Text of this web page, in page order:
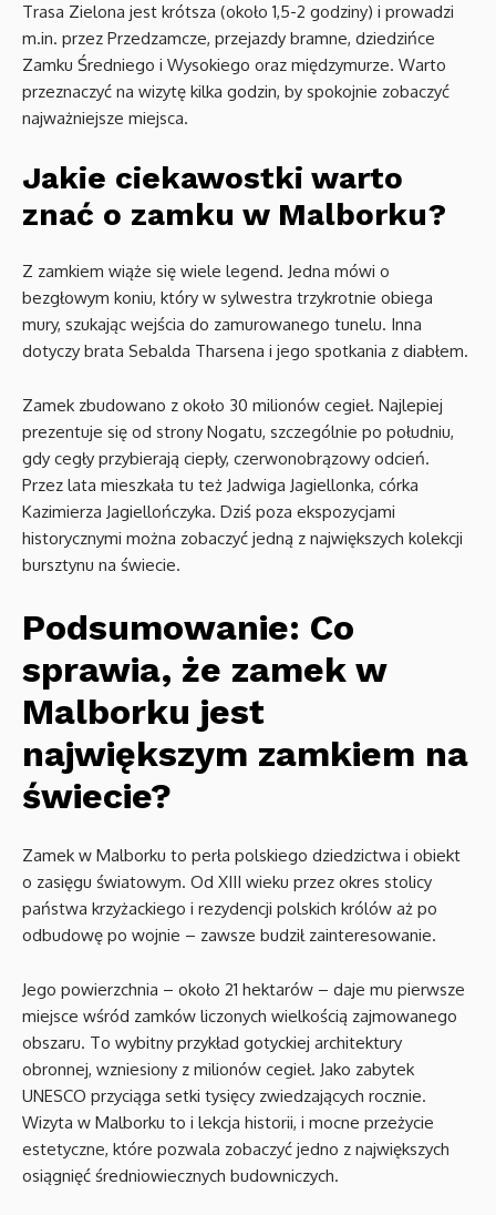
Trasa Zielona jest krótsza (około 1,5-2 godziny) i prowadzi
m.in. przez Przedzamcze, przejazdy bramne, dziedzińce
Zamku Średniego i Wysokiego oraz międzymurze. Warto
przeznaczyć na wizytę kilka godzin, by spokojnie zobaczyć
najważniejsze miejsca.
Jakie ciekawostki warto
znać o zamku w Malborku?
Z zamkiem wiąże się wiele legend. Jedna mówi o
bezgłowym koniu, który w sylwestra trzykrotnie obiega
mury, szukając wejścia do zamurowanego tunelu. Inna
dotyczy brata Sebalda Tharsena i jego spotkania z diabłem.
Zamek zbudowano z około 30 milionów cegieł. Najlepiej
prezentuje się od strony Nogatu, szczególnie po południu,
gdy cegły przybierają ciepły, czerwonobrązowy odcień.
Przez lata mieszkała tu też Jadwiga Jagiellonka, córka
Kazimierza Jagiellończyka. Dziś poza ekspozycjami
historycznymi można zobaczyć jedną z największych kolekcji
bursztynu na świecie.
Podsumowanie: Co
sprawia, że zamek w
Malborku jest
największym zamkiem na
świecie?
Zamek w Malborku to perła polskiego dziedzictwa i obiekt
o zasięgu światowym. Od XIII wieku przez okres stolicy
państwa krzyżackiego i rezydencji polskich królów aż po
odbudowę po wojnie – zawsze budził zainteresowanie.
Jego powierzchnia – około 21 hektarów – daje mu pierwsze
miejsce wśród zamków liczonych wielkością zajmowanego
obszaru. To wybitny przykład gotyckiej architektury
obronnej, wzniesiony z milionów cegieł. Jako zabytek
UNESCO przyciąga setki tysięcy zwiedzających rocznie.
Wizyta w Malborku to i lekcja historii, i mocne przeżycie
estetyczne, które pozwala zobaczyć jedno z największych
osiągnięć średniowiecznych budowniczych.